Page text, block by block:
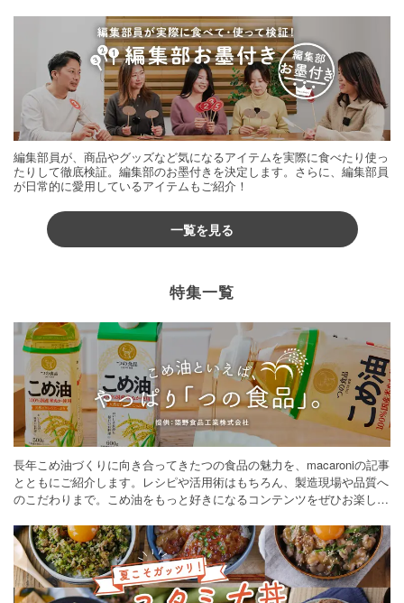
編集部員が、商品やグッズなど気になるアイテムを実際に食べたり使っ
たりして徹底検証。編集部のお墨付きを決定します。さらに、編集部員
が日常的に愛用しているアイテムもご紹介！
一覧を見る
特集一覧
長年こめ油づくりに向き合ってきたつの食品の魅力を、macaroniの記事
とともにご紹介します。レシピや活用術はもちろん、製造現場や品質へ
のこだわりまで。こめ油をもっと好きになるコンテンツをぜひお楽しみ